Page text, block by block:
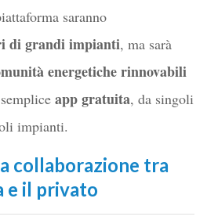
saranno
di grandi impianti, ma sarà
energetiche rinnovabili
app gratuita, da singoli
impianti.
collaborazione tra
e il privato